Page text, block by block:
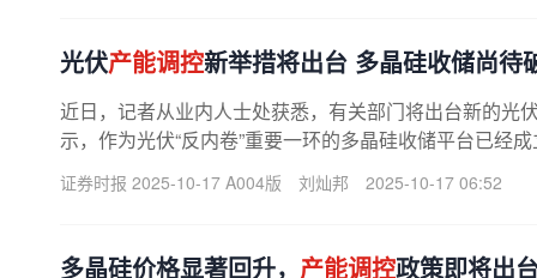
光伏产能调控新举措将出台 多晶硅收储尚待
近日，记者从业内人士处获悉，有关部门将出台新的光
示，作为光伏“反内卷”重要一环的多晶硅收储平台已经
一位硅料厂商人士向记者透露，潜在...
证券时报 2025-10-17 A004版 刘灿邦 2025-10-17 06:52
多晶硅价格显著回升， 产能调控政策即将出